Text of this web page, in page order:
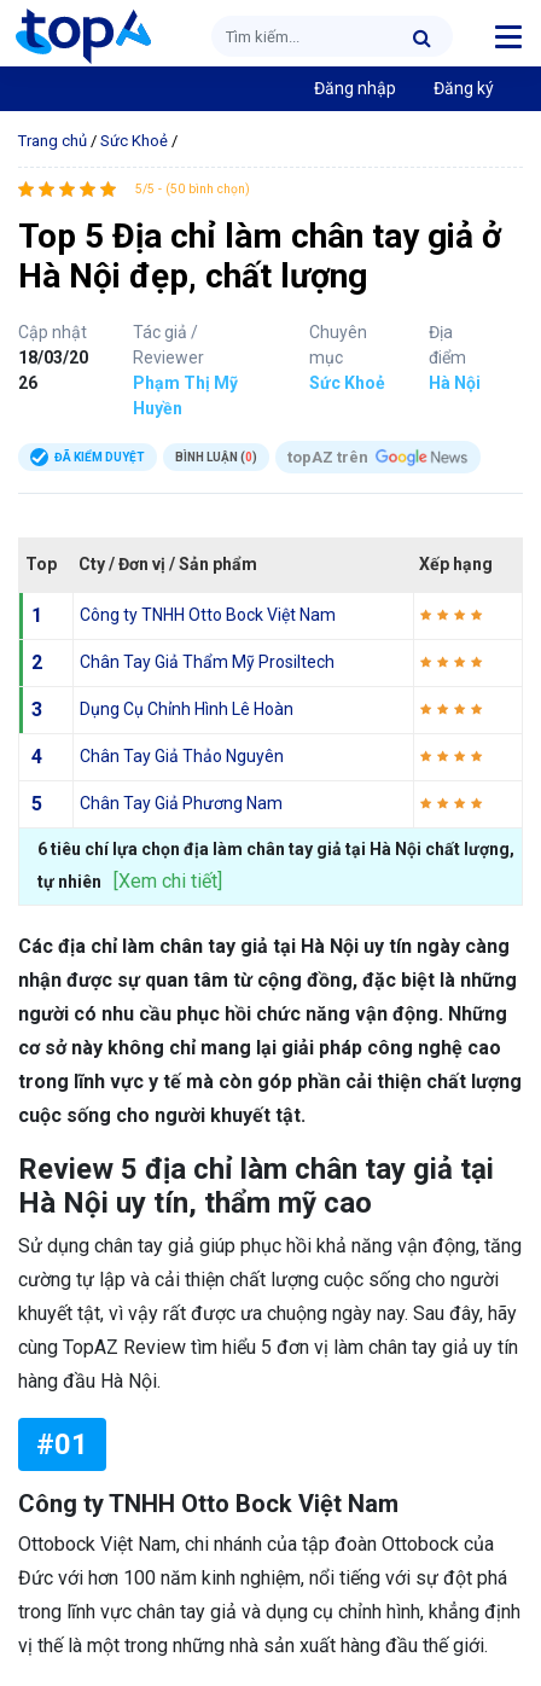
Đăng nhập Đăng ký
Trang chủ / Sức Khoẻ /
5/5 - (50 bình chọn)
Top 5 Địa chỉ làm chân tay giả ở
Hà Nội đẹp, chất lượng
Cập nhật
18/03/20
26
Tác giả /
Reviewer
Phạm Thị Mỹ
Huyền
Chuyên
mục
Sức Khoẻ
Địa
điểm
Hà Nội
ĐÃ KIỂM DUYỆT BÌNH LUẬN (0) topAZ trên
Top Cty / Đơn vị / Sản phẩm Xếp hạng
1 Công ty TNHH Otto Bock Việt Nam
2 Chân Tay Giả Thẩm Mỹ Prosiltech
3 Dụng Cụ Chỉnh Hình Lê Hoàn
4 Chân Tay Giả Thảo Nguyên
5 Chân Tay Giả Phương Nam
6 tiêu chí lựa chọn địa làm chân tay giả tại Hà Nội chất lượng,
tự nhiên
[Xem chi tiết]
Các địa chỉ làm chân tay giả tại Hà Nội uy tín ngày càng
nhận được sự quan tâm từ cộng đồng, đặc biệt là những
người có nhu cầu phục hồi chức năng vận động. Những
cơ sở này không chỉ mang lại giải pháp công nghệ cao
trong lĩnh vực y tế mà còn góp phần cải thiện chất lượng
cuộc sống cho người khuyết tật.
Review 5 địa chỉ làm chân tay giả tại
Hà Nội uy tín, thẩm mỹ cao
Sử dụng chân tay giả giúp phục hồi khả năng vận động, tăng
cường tự lập và cải thiện chất lượng cuộc sống cho người
khuyết tật, vì vậy rất được ưa chuộng ngày nay. Sau đây, hãy
cùng TopAZ Review tìm hiểu 5 đơn vị làm chân tay giả uy tín
hàng đầu Hà Nội.
#01
Công ty TNHH Otto Bock Việt Nam
Ottobock Việt Nam, chi nhánh của tập đoàn Ottobock của
Đức với hơn 100 năm kinh nghiệm, nổi tiếng với sự đột phá
trong lĩnh vực chân tay giả và dụng cụ chỉnh hình, khẳng định
vị thế là một trong những nhà sản xuất hàng đầu thế giới.